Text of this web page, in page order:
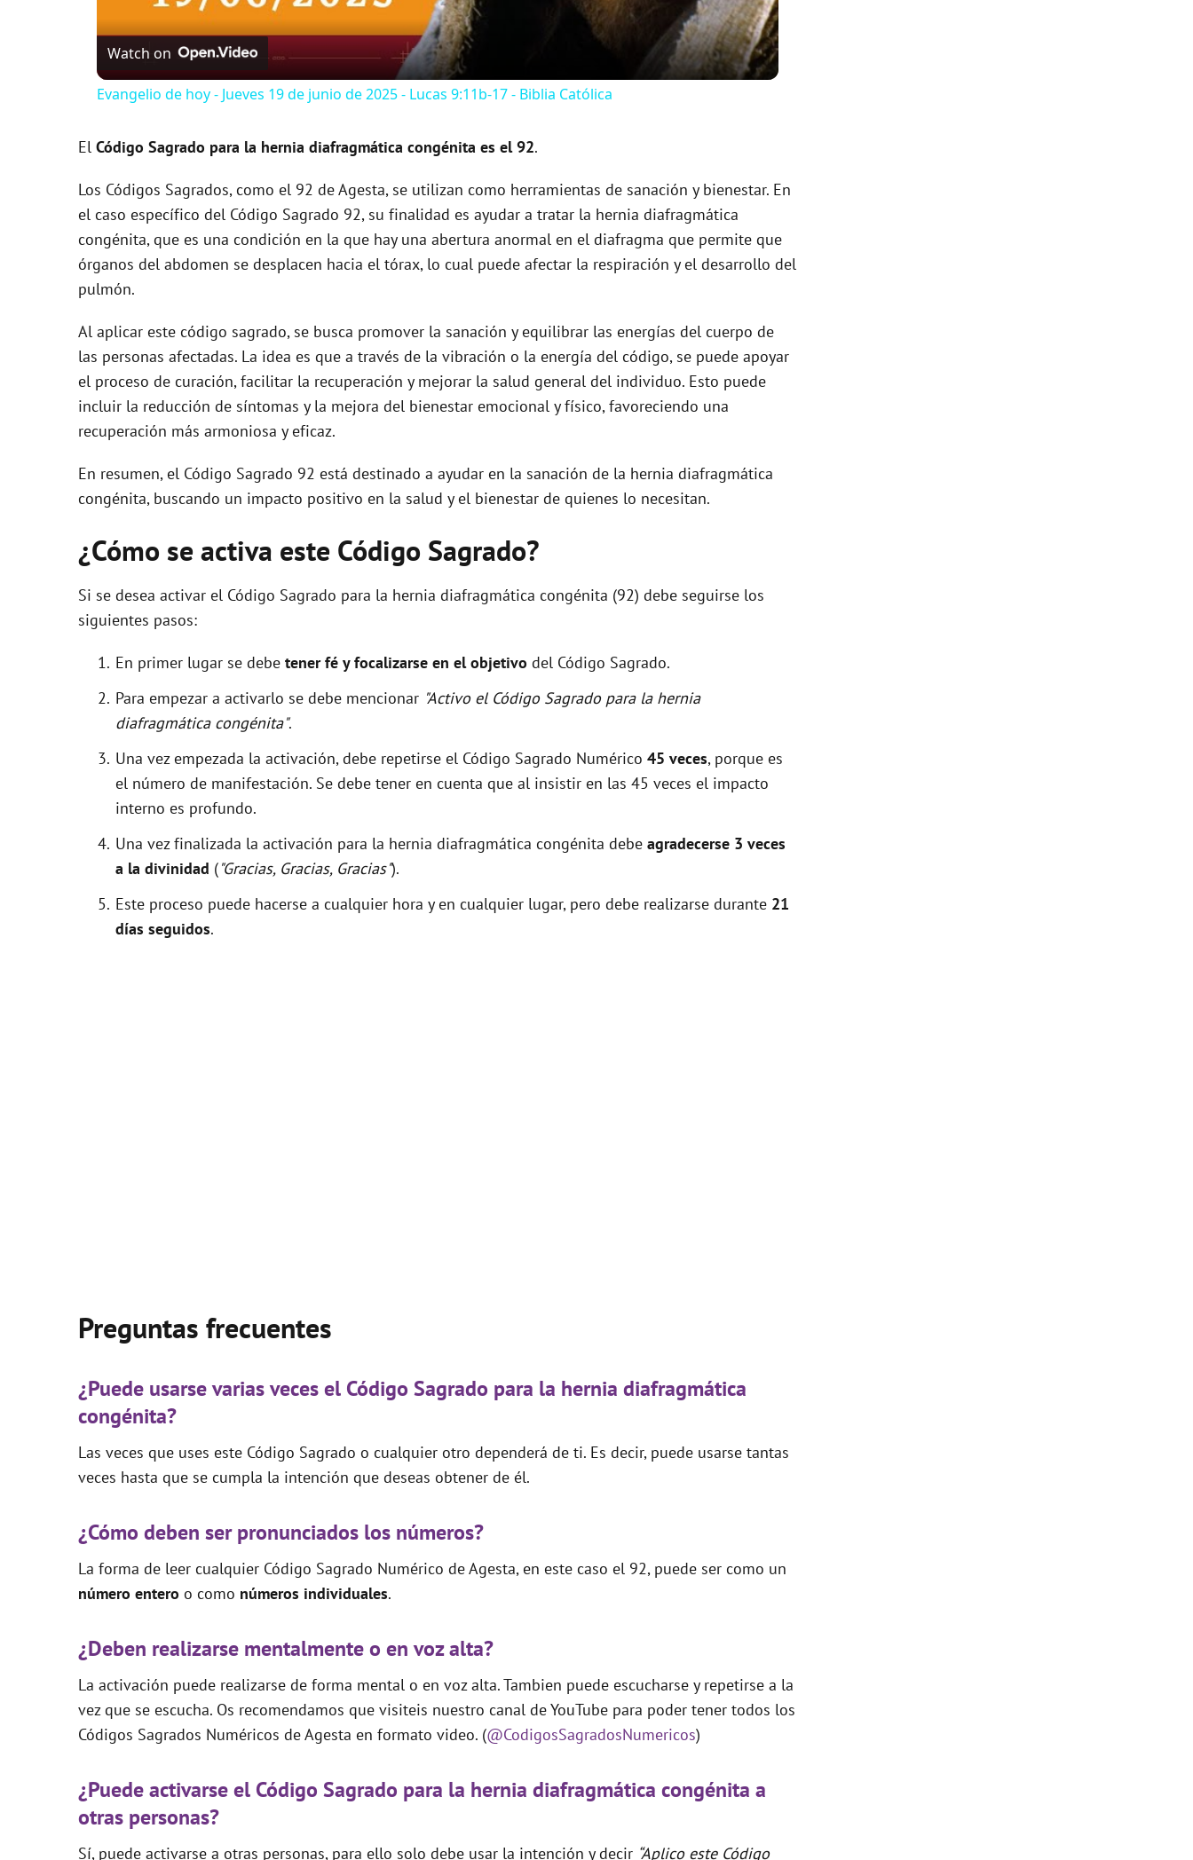
a
y
i
d
o
Watch on
Evangelio de hoy - Jueves 19 de junio de 2025 - Lucas 9:11b-17 - Biblia Católica
El Código Sagrado para la hernia diafragmática congénita es el 92.
Los Códigos Sagrados, como el 92 de Agesta, se utilizan como herramientas de sanación y bienestar. En
el caso específico del Código Sagrado 92, su finalidad es ayudar a tratar la hernia diafragmática
congénita, que es una condición en la que hay una abertura anormal en el diafragma que permite que
órganos del abdomen se desplacen hacia el tórax, lo cual puede afectar la respiración y el desarrollo del
pulmón.
Al aplicar este código sagrado, se busca promover la sanación y equilibrar las energías del cuerpo de
las personas afectadas. La idea es que a través de la vibración o la energía del código, se puede apoyar
el proceso de curación, facilitar la recuperación y mejorar la salud general del individuo. Esto puede
incluir la reducción de síntomas y la mejora del bienestar emocional y físico, favoreciendo una
recuperación más armoniosa y eficaz.
En resumen, el Código Sagrado 92 está destinado a ayudar en la sanación de la hernia diafragmática
congénita, buscando un impacto positivo en la salud y el bienestar de quienes lo necesitan.
¿Cómo se activa este Código Sagrado?
Si se desea activar el Código Sagrado para la hernia diafragmática congénita (92) debe seguirse los
siguientes pasos:
En primer lugar se debe tener fé y focalizarse en el objetivo del Código Sagrado.
Para empezar a activarlo se debe mencionar "Activo el Código Sagrado para la hernia
diafragmática congénita".
Una vez empezada la activación, debe repetirse el Código Sagrado Numérico 45 veces, porque es
el número de manifestación. Se debe tener en cuenta que al insistir en las 45 veces el impacto
interno es profundo.
Una vez finalizada la activación para la hernia diafragmática congénita debe agradecerse 3 veces
a la divinidad ("Gracias, Gracias, Gracias").
Este proceso puede hacerse a cualquier hora y en cualquier lugar, pero debe realizarse durante 21
días seguidos.
Preguntas frecuentes
¿Puede usarse varias veces el Código Sagrado para la hernia diafragmática
congénita?
Las veces que uses este Código Sagrado o cualquier otro dependerá de ti. Es decir, puede usarse tantas
veces hasta que se cumpla la intención que deseas obtener de él.
¿Cómo deben ser pronunciados los números?
La forma de leer cualquier Código Sagrado Numérico de Agesta, en este caso el 92, puede ser como un
número entero o como números individuales.
¿Deben realizarse mentalmente o en voz alta?
La activación puede realizarse de forma mental o en voz alta. Tambien puede escucharse y repetirse a la
vez que se escucha. Os recomendamos que visiteis nuestro canal de YouTube para poder tener todos los
Códigos Sagrados Numéricos de Agesta en formato video. (@CodigosSagradosNumericos)
¿Puede activarse el Código Sagrado para la hernia diafragmática congénita a
otras personas?
Sí, puede activarse a otras personas, para ello solo debe usar la intención y decir “Aplico este Código